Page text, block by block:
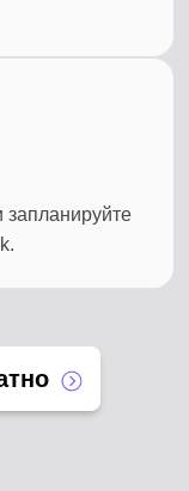
запланируйте